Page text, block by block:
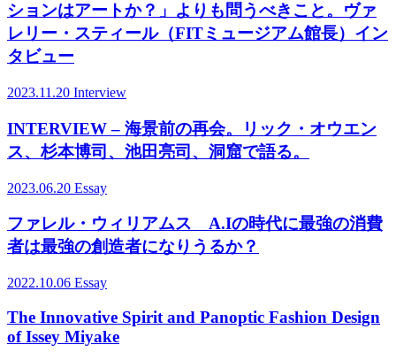
ションはアートか？」よりも問うべきこと。ヴァ
レリー・スティール（FITミュージアム館長）イン
タビュー
2023.11.20 Interview
INTERVIEW – 海景前の再会。リック・オウエン
ス、杉本博司、池田亮司、洞窟で語る。
2023.06.20 Essay
ファレル・ウィリアムス A.Iの時代に最強の消費
者は最強の創造者になりうるか？
2022.10.06 Essay
The Innovative Spirit and Panoptic Fashion Design
of Issey Miyake